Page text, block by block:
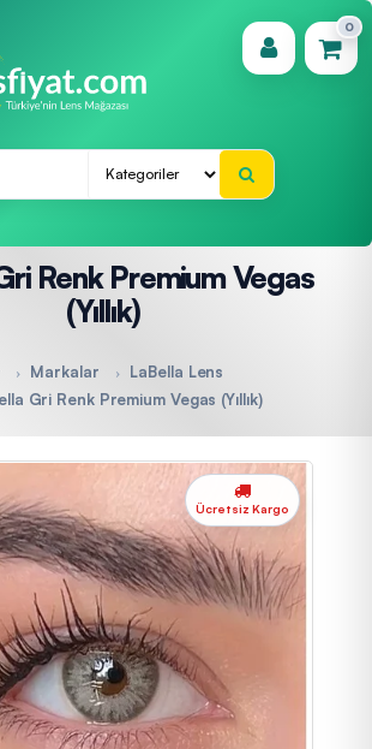
0
(0)
Renk Premium Vegas
(Yıllık)
Markalar
LaBella Lens
Gri Renk Premium Vegas (Yıllık)
Ücretsiz Kargo